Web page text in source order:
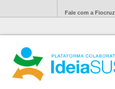
Fale com a Fiocruz